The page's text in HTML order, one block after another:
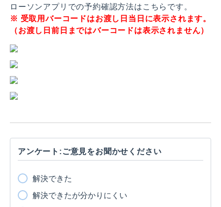
ローソンアプリでの予約確認方法はこちらです。
※ 受取用バーコードはお渡し日当日に表示されます。
（お渡し日前日まではバーコードは表示されません）
アンケート:ご意見をお聞かせください
解決できた
解決できたが分かりにくい